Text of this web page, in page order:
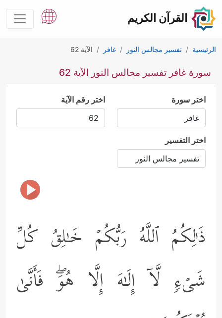
القرآن الكريم
الرئيسية تفسير مجالس النور غافر الآية 62
سورة غافر تفسير مجالس النور الآية 62
اختر سورة اختر رقم الآية
اختر التفسير
ذَ ٰ⁠لِكُمُ ٱللَّهُ رَبُّكُمۡ خَـٰلِقُ كُلِّ
شَیۡءࣲ لَّاۤ إِلَـٰهَ إِلَّا هُوَۖ فَأَنَّىٰ